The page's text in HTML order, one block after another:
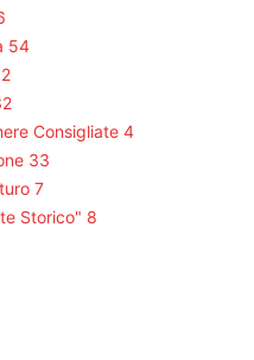
54
2
Consigliate 4
33
7
Storico" 8